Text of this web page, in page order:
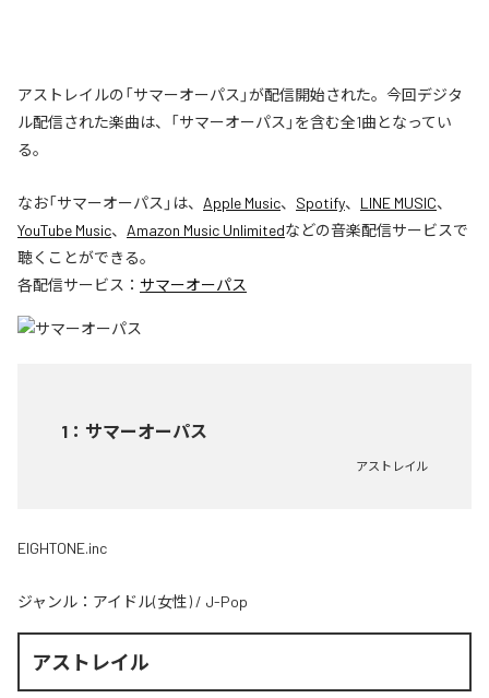
アストレイルの「サマーオーパス」が配信開始された。今回デジタ
ル配信された楽曲は、「サマーオーパス」を含む全1曲となってい
る。
なお「サマーオーパス 」は、 Apple Music、 Spotify、 LINE MUSIC、
YouTube Music、 Amazon Music Unlimitedなどの音楽配信サービスで
聴くことができる。
各配信サービス： サマーオーパス
1 ： サマーオーパス
アストレイル
EIGHTONE.inc
ジャンル： アイドル(女性) / J-Pop
アストレイル